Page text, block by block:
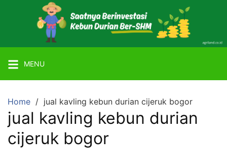
Agriland
Lahan
Kebun
Ber-
SHM
dengan
Tanaman
MENU
Home jual kavling kebun durian cijeruk bogor
jual kavling kebun durian
cijeruk bogor